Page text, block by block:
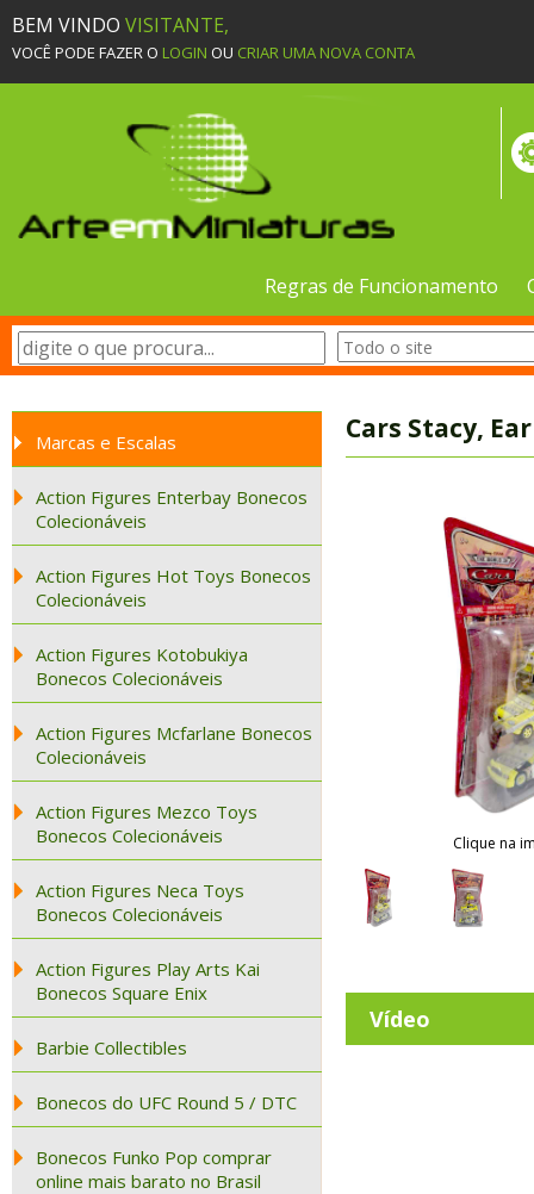
BEM VINDO VISITANTE,
VOCÊ PODE FAZER O LOGIN OU CRIAR UMA NOVA CONTA
Regras de Funcionamento
Marcas e Escalas
Action Figures Enterbay Bonecos
Colecionáveis
Action Figures Hot Toys Bonecos
Colecionáveis
Action Figures Kotobukiya
Bonecos Colecionáveis
Action Figures Mcfarlane Bonecos
Colecionáveis
Action Figures Mezco Toys
Bonecos Colecionáveis
Action Figures Neca Toys
Bonecos Colecionáveis
Action Figures Play Arts Kai
Bonecos Square Enix
Barbie Collectibles
Bonecos do UFC Round 5 / DTC
Bonecos Funko Pop comprar
online mais barato no Brasil
Cars Stacy,
Clique na
Vídeo